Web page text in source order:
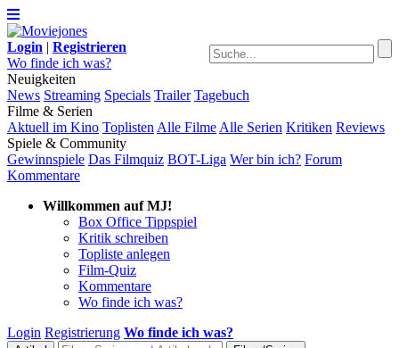
Login | Registrieren
Wo finde ich was?
Neuigkeiten
News Streaming Specials Trailer Tagebuch
Filme & Serien
Aktuell im Kino Toplisten Alle Filme Alle Serien Kritiken Reviews
Spiele & Community
Gewinnspiele Das Filmquiz BOT-Liga Wer bin ich? Forum
Kommentare
Willkommen auf MJ!
Box Office Tippspiel
Kritik schreiben
Topliste anlegen
Film-Quiz
Kommentare
Wo finde ich was?
Login Registrierung Wo finde ich was?